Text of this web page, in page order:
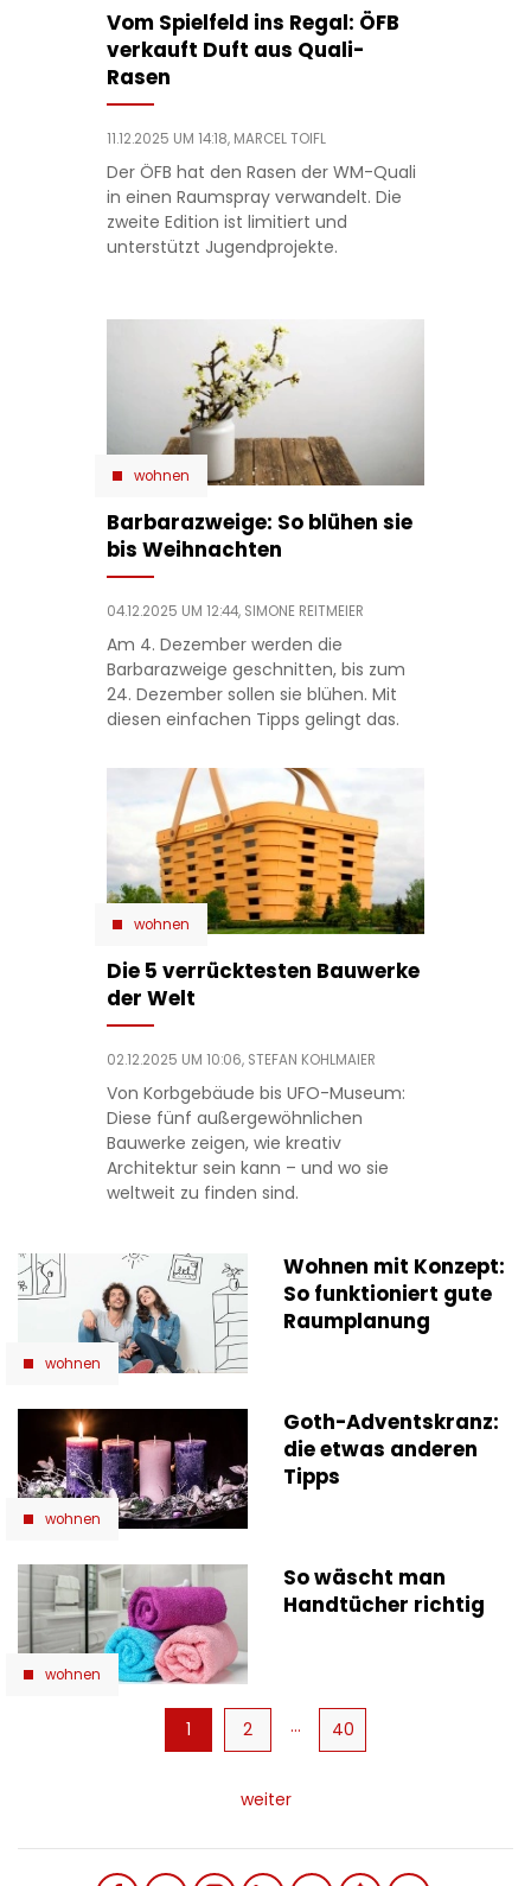
Vom Spielfeld ins Regal: ÖFB
verkauft Duft aus Quali-
Rasen
11.12.2025 UM 14:18, MARCEL TOIFL
Der ÖFB hat den Rasen der WM-Quali
in einen Raumspray verwandelt. Die
zweite Edition ist limitiert und
unterstützt Jugendprojekte.
wohnen
Barbarazweige: So blühen sie
bis Weihnachten
04.12.2025 UM 12:44, SIMONE REITMEIER
Am 4. Dezember werden die
Barbarazweige geschnitten, bis zum
24. Dezember sollen sie blühen. Mit
diesen einfachen Tipps gelingt das.
wohnen
Die 5 verrücktesten Bauwerke
der Welt
02.12.2025 UM 10:06, STEFAN KOHLMAIER
Von Korbgebäude bis UFO-Museum:
Diese fünf außergewöhnlichen
Bauwerke zeigen, wie kreativ
Architektur sein kann – und wo sie
weltweit zu finden sind.
wohnen
Wohnen mit Konzept:
So funktioniert gute
Raumplanung
wohnen
Goth-Adventskranz:
die etwas anderen
Tipps
wohnen
So wäscht man
Handtücher richtig
SeitennummerierungAktuelle
Seite
1 Page
2 … 40
weiter